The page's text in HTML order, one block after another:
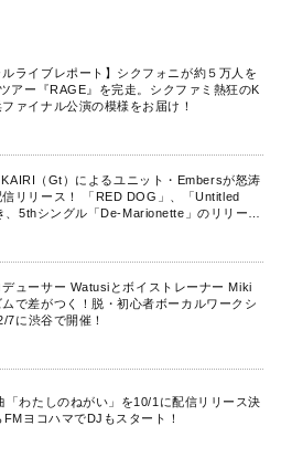
ルライブレポート】シクフォニが約５万人を
アー『RAGE』を完走。シクファミ熱狂のK
ァイナル公演の模様をお届け！
（Gt）によるユニット・Embersが怒涛
リリース！ 「RED DOG」、「Untitled
、5thシングル「De-Marionette」のリリース
ューサー Watusiとボイストレーナー Miki
で差がつく！脱・初心者ボーカルワークシ
7に渋谷で開催！
「わたしのねがい」を10/1に配信リリース決
ヨコハマでDJもスタート！